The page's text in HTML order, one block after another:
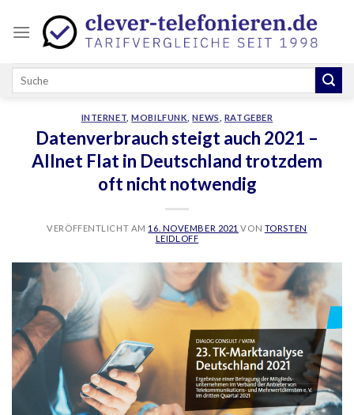
INTERNET ,MOBILFUNK ,NEWS RATGEBER
Datenverbrauch steigt auch 2021 –
Allnet Flat in Deutschland trotzdem
oft nicht notwendig
VERÖFFENTLICHT AM 16. NOVEMBER 2021 VON TORSTEN
LEIDLOFF